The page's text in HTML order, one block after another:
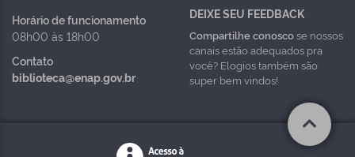
Horário de funcionamento
08h00 às 18h00
Contato
biblioteca@enap.gov.br
DEIXE SEU FEEDBACK
Compartilhe conoscose nossos
canais estão adequados pra
você? Elogios também são
super bem vindos!